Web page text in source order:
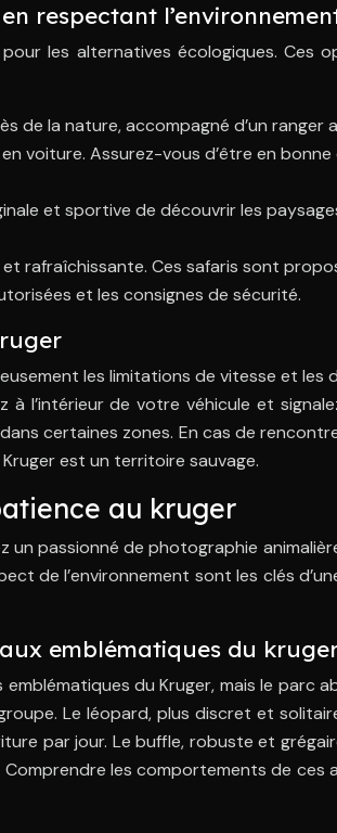
respectant
les alternatives écologiques.
de la nature, accompagné d’un
voiture. Assurez-vous d’être en
et sportive de découvrir les
rafraîchissante. Ces safaris sont
et les consignes de sécurité.
les limitations de vitesse et les
l’intérieur de votre véhicule et
certaines zones. En cas de
est un territoire sauvage.
au kruger
passionné de photographie
de l’environnement sont les clés
emblématiques du
du Kruger, mais le parc
Le léopard, plus discret et
par jour. Le buffle, robuste et
les comportements de